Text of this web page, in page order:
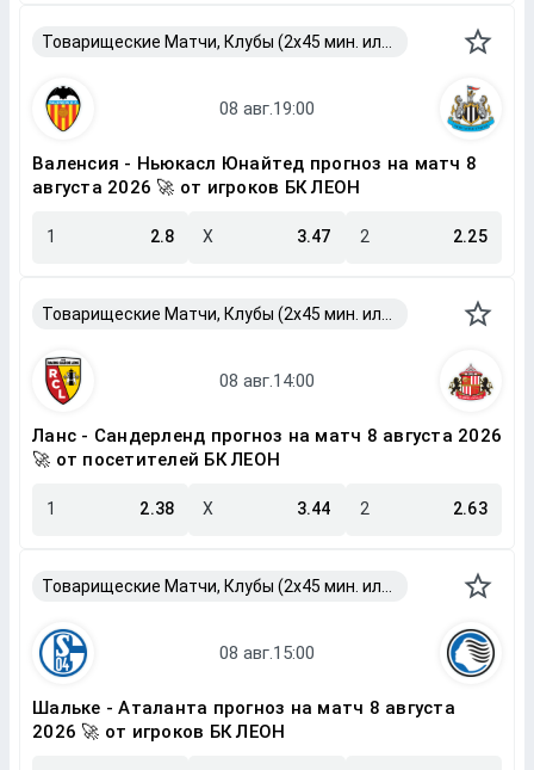
Валенсия - Ньюкасл Юнайтед прогноз на матч 8
августа 2026 🚀 от игроков БК ЛЕОН
1 2.8 X 3.47 2 2.25
Ланс - Сандерленд прогноз на матч 8 августа 2026
🚀 от посетителей БК ЛЕОН
1 2.38 X 3.44 2 2.63
Шальке - Аталанта прогноз на матч 8 августа
2026 🚀 от игроков БК ЛЕОН